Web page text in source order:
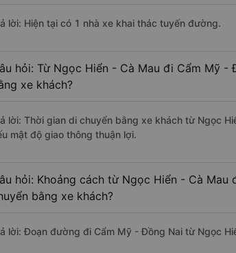
lời: Hiện tại có 1 nhà xe khai thác tuyến đường.
hỏi: Từ Ngọc Hiển - Cà Mau đi Cẩm Mỹ
xe khách?
lời: Thời gian di chuyển bằng xe khách từ Ngọc
mật độ giao thông thuận lợi.
hỏi: Khoảng cách từ Ngọc Hiển - Cà
bằng xe khách?
lời: Đoạn đường đi Cẩm Mỹ - Đồng Nai từ Ngọc